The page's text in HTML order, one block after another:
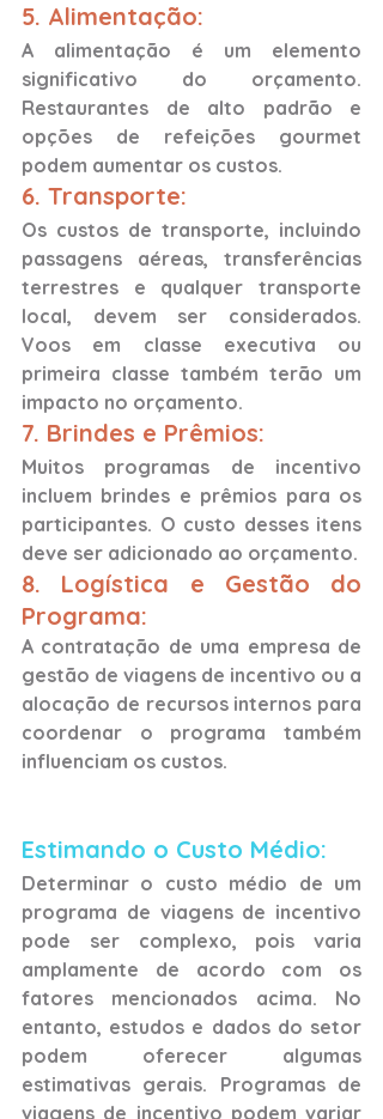
5. Alimentação:
A alimentação é um elemento
significativo do orçamento.
Restaurantes de alto padrão e
opções de refeições gourmet
podem aumentar os custos.
6. Transporte:
Os custos de transporte, incluindo
passagens aéreas, transferências
terrestres e qualquer transporte
local, devem ser considerados.
Voos em classe executiva ou
primeira classe também terão um
impacto no orçamento.
7. Brindes e Prêmios:
Muitos programas de incentivo
incluem brindes e prêmios para os
participantes. O custo desses itens
deve ser adicionado ao orçamento.
8. Logística e Gestão do
Programa:
A contratação de uma empresa de
gestão de viagens de incentivo ou a
alocação de recursos internos para
coordenar o programa também
influenciam os custos.
Estimando o Custo Médio:
Determinar o custo médio de um
programa de viagens de incentivo
pode ser complexo, pois varia
amplamente de acordo com os
fatores mencionados acima. No
entanto, estudos e dados do setor
podem oferecer algumas
estimativas gerais. Programas de
viagens de incentivo podem variar